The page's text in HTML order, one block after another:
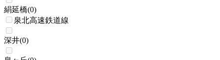
絹延橋(0)
泉北高速鉄道線
深井(0)